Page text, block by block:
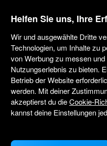
Yachtcharter
Tragen Sie das
Sie Ihr Leihboot.
Helfen Sie uns, Ihre
Wir und ausgewählte Dritte
Technologien, um Inhalte zu
von Werbung zu messen
Nutzungserlebnis zu bieten.
Betrieb der Website
werden. Mit deiner
akzeptierst du dieCookie-
kannst deine Einstellungen